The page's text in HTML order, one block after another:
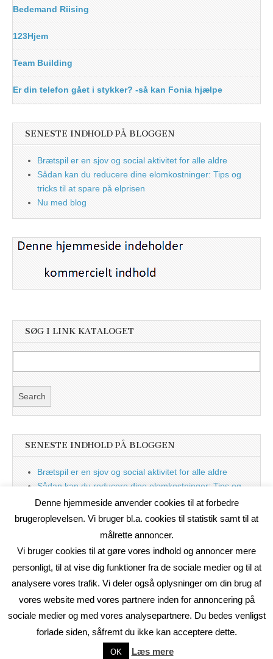
Bedemand Riising
123Hjem
Team Building
Er din telefon gået i stykker? -så kan Fonia hjælpe
SENESTE INDHOLD PÅ BLOGGEN
Brætspil er en sjov og social aktivitet for alle aldre
Sådan kan du reducere dine elomkostninger: Tips og
tricks til at spare på elprisen
Nu med blog
SØG I LINK KATALOGET
SENESTE INDHOLD PÅ BLOGGEN
Brætspil er en sjov og social aktivitet for alle aldre
Sådan kan du reducere dine elomkostninger: Tips og
tricks til at spare på elprisen
Nu med blog
On2Net Link Katalog
The Magazine Basic Theme bybavotasan.com
Denne hjemmeside anvender cookies til at forbedre
brugeroplevelsen. Vi bruger bl.a. cookies til statistik samt til at
målrette annoncer.
Vi bruger cookies til at gøre vores indhold og annoncer mere
personligt, til at vise dig funktioner fra de sociale medier og til at
analysere vores trafik. Vi deler også oplysninger om din brug af
vores website med vores partnere inden for annoncering på
sociale medier og med vores analysepartnere. Du bedes venligst
forlade siden, såfremt du ikke kan acceptere dette.
OK Læs mere